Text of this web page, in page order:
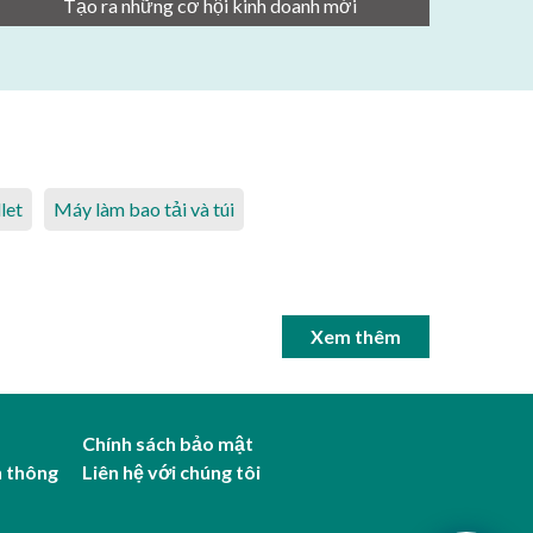
Tạo ra những cơ hội kinh doanh mới
Máy làm bao tải và túi
Xem thêm
thông
Chính sách bảo mật
Liên hệ với chúng tôi